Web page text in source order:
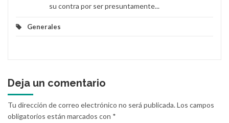
su contra por ser presuntamente...
Generales
Deja un comentario
Tu dirección de correo electrónico no será publicada.Los campos
obligatorios están marcados con *